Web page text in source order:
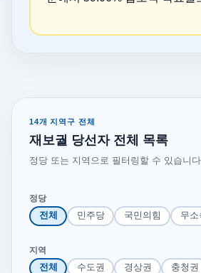
14개 지역구 전체
재보궐 당선자 전체 목록
정당 또는 지역으로 필터링할 수 있습니다.
정당
전체 민주당 국민의힘 무소
지역
전체 수도권 경상권 충청권